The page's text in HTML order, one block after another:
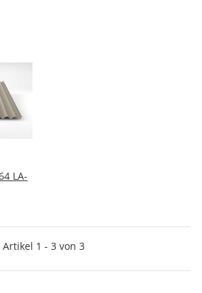
LA-
Artikel 1 - 3 von 3